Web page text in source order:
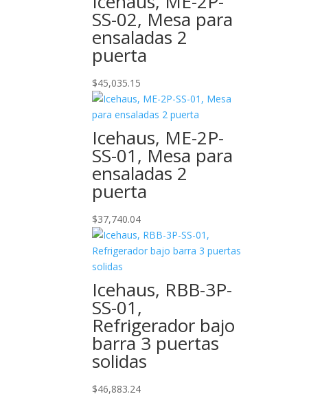
SS-02, Mesa para
ensaladas 2
puerta
$45,035.15
Icehaus, ME-2P-
SS-01, Mesa para
ensaladas 2
puerta
$37,740.04
Icehaus, RBB-3P-
SS-01,
Refrigerador bajo
barra 3 puertas
solidas
$46,883.24